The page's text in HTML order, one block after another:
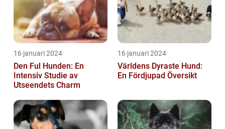
16 januari 2024
Den Ful Hunden: En
Intensiv Studie av
Utseendets Charm
16 januari 2024
Världens Dyraste Hund:
En Fördjupad Översikt